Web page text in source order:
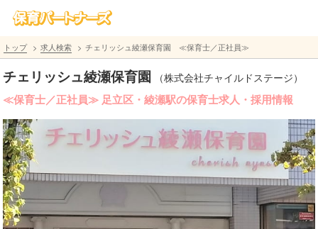
トップ 求人検索 チェリッシュ綾瀬保育園 ≪保育士／正社員≫
チェリッシュ綾瀬保育園 （株式会社チャイルドステージ）
≪保育士／正社員≫ 足立区・綾瀬駅の保育士求人・採用情報